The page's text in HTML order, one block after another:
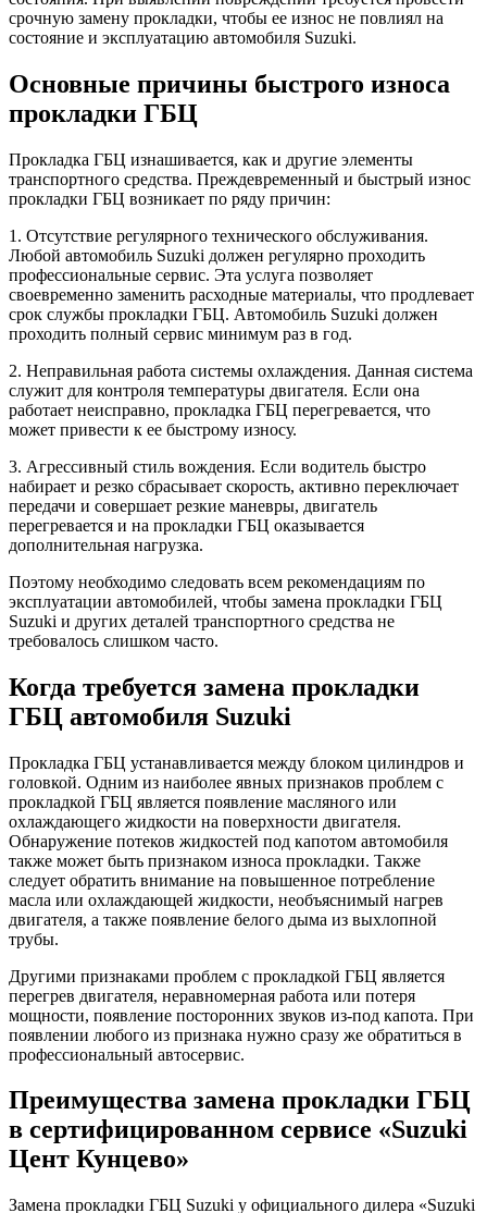
срочную замену прокладки, чтобы ее износ не повлиял на
состояние и эксплуатацию автомобиля Suzuki.
Основные причины быстрого износа
прокладки ГБЦ
Прокладка ГБЦ изнашивается, как и другие элементы
транспортного средства. Преждевременный и быстрый износ
прокладки ГБЦ возникает по ряду причин:
1. Отсутствие регулярного технического обслуживания.
Любой автомобиль Suzuki должен регулярно проходить
профессиональные сервис. Эта услуга позволяет
своевременно заменить расходные материалы, что продлевает
срок службы прокладки ГБЦ. Автомобиль Suzuki должен
проходить полный сервис минимум раз в год.
2. Неправильная работа системы охлаждения. Данная система
служит для контроля температуры двигателя. Если она
работает неисправно, прокладка ГБЦ перегревается, что
может привести к ее быстрому износу.
3. Агрессивный стиль вождения. Если водитель быстро
набирает и резко сбрасывает скорость, активно переключает
передачи и совершает резкие маневры, двигатель
перегревается и на прокладки ГБЦ оказывается
дополнительная нагрузка.
Поэтому необходимо следовать всем рекомендациям по
эксплуатации автомобилей, чтобы замена прокладки ГБЦ
Suzuki и других деталей транспортного средства не
требовалось слишком часто.
Когда требуется замена прокладки
ГБЦ автомобиля Suzuki
Прокладка ГБЦ устанавливается между блоком цилиндров и
головкой. Одним из наиболее явных признаков проблем с
прокладкой ГБЦ является появление масляного или
охлаждающего жидкости на поверхности двигателя.
Обнаружение потеков жидкостей под капотом автомобиля
также может быть признаком износа прокладки. Также
следует обратить внимание на повышенное потребление
масла или охлаждающей жидкости, необъяснимый нагрев
двигателя, а также появление белого дыма из выхлопной
трубы.
Другими признаками проблем с прокладкой ГБЦ является
перегрев двигателя, неравномерная работа или потеря
мощности, появление посторонних звуков из-под капота. При
появлении любого из признака нужно сразу же обратиться в
профессиональный автосервис.
Преимущества замена прокладки ГБЦ
в сертифицированном сервисе «Suzuki
Цент Кунцево»
Замена прокладки ГБЦ Suzuki у официального дилера «Suzuki